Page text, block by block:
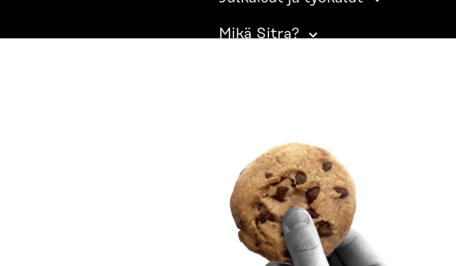
Mikä Sitra?
SITRA SOSIAALISESSA MEDIASSA